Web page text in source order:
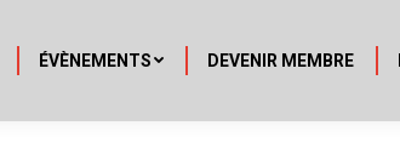
ÉVÈNEMENTS DEVENIR MEMBRE